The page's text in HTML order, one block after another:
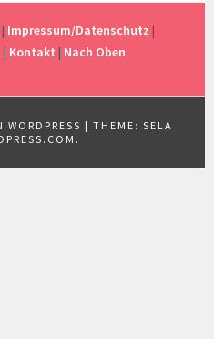
Impressum/Datenschutz |
| Kontakt | Nach Oben
| THEME: SELA
.